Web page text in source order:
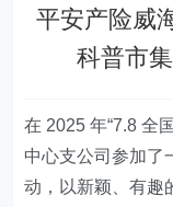
平安产险威
科普市
在 2025 年“7.8 全
中心支公司参加了
动，以新颖、有趣